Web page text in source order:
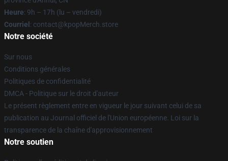
Heure: 9h – 17h (lu – vendredi)
Courriel : contact@kpopMerch.store
Notre société
Sur nous
Conditions générales
Politiques de confidentialité
DMCA - Politique sur le droit d'auteur
Le présent règlement entre en vigueur le jour suivant celui de sa
publication au Journal officiel de l'Union européenne. Loi sur la
transparence de la chaîne d'approvisionnement
Notre soutien